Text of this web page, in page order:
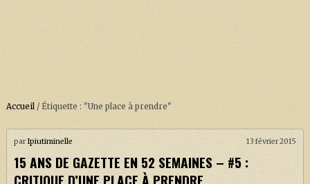
ACCUEIL
À PROPOS
SOUTENEZ-NOUS !
Accueil/ Étiquette : "Une place à prendre"
parIpiutiminelle 13 février 2015
15 ANS DE GAZETTE EN 52 SEMAINES – #5 :